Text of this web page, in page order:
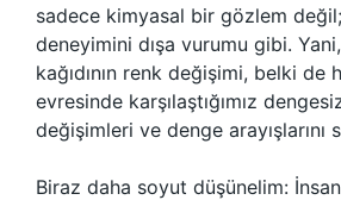
sadece kimyasal bir gözlem
deneyimini dışa vurumu gibi.
kağıdının renk değişimi, belki de
evresinde karşılaştığımız
değişimleri ve denge arayışlarını
Biraz daha soyut düşünelim: